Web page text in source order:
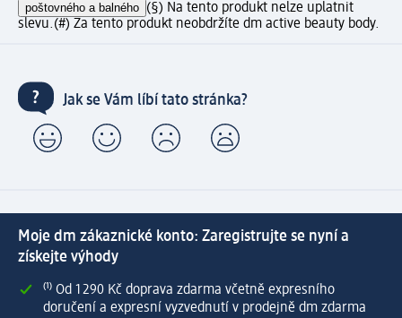
poštovného a balného (§) Na tento produkt nelze uplatnit
slevu.(#) Za tento produkt neobdržíte dm active beauty body.
Jak se Vám líbí tato stránka?
Moje dm zákaznické konto: Zaregistrujte se nyní a
získejte výhody
⁽¹⁾ Od 1 290 Kč doprava zdarma včetně expresního
doručení a expresní vyzvednutí v prodejně dm zdarma